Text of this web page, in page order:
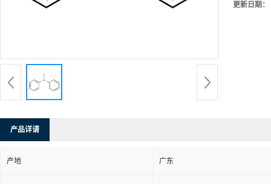
更新日期：
产品详请
产地 广东